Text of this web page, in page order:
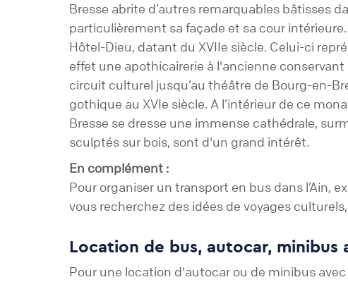
Bresse abrite d’autres remarquables bâtisses
particulièrement sa façade et sa cour
Hôtel-Dieu, datant du XVIIe siècle. Celui-ci
effet une apothicairerie à l'ancienne
circuit culturel jusqu’au théâtre de Bourg-en-
gothique au XVIe siècle. A l’intérieur de ce
Bresse se dresse une immense cathédrale,
sculptés sur bois, sont d'un grand intérêt.
En complément :
Pour organiser un transport en bus dans l’Ain,
vous recherchez des idées de voyages
Location de bus, autocar, minibus
Pour une location d'autocar ou de minibus